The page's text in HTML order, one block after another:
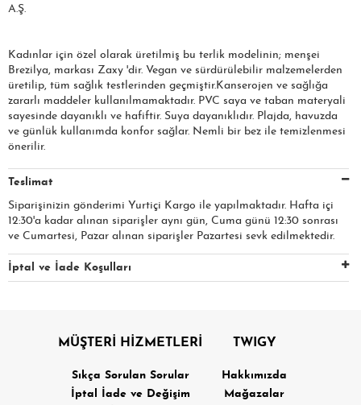
A.Ş.
Kadınlar için özel olarak üretilmiş bu terlik modelinin; menşei
Brezilya, markası Zaxy 'dir. Vegan ve sürdürülebilir malzemelerden
üretilip, tüm sağlık testlerinden geçmiştir.Kanserojen ve sağlığa
zararlı maddeler kullanılmamaktadır. PVC saya ve taban materyali
sayesinde dayanıklı ve hafiftir. Suya dayanıklıdır. Plajda, havuzda
ve günlük kullanımda konfor sağlar. Nemli bir bez ile temizlenmesi
önerilir.
Teslimat
Siparişinizin gönderimi Yurtiçi Kargo ile yapılmaktadır. Hafta içi
12:30'a kadar alınan siparişler aynı gün, Cuma günü 12:30 sonrası
ve Cumartesi, Pazar alınan siparişler Pazartesi sevk edilmektedir.
İptal ve İade Koşulları
MÜŞTERİ HİZMETLERİ
Sıkça Sorulan Sorular
İptal İade ve Değişim
TWIGY
Hakkımızda
Mağazalar